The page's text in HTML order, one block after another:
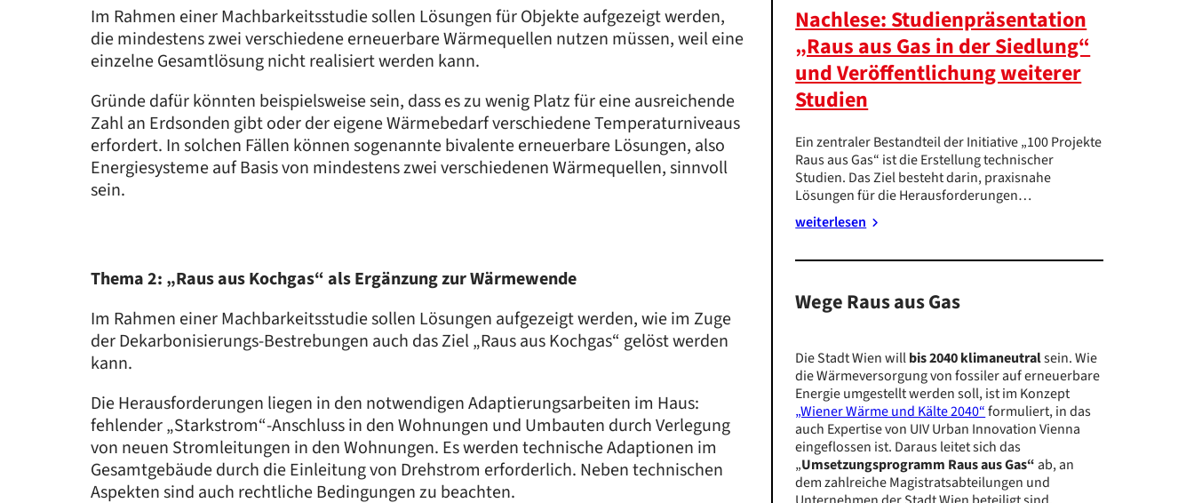
Im Rahmen einer Machbarkeitsstudie sollen Lösungen für Objekte aufgezeigt werden,
die mindestens zwei verschiedene erneuerbare Wärmequellen nutzen müssen, weil eine
einzelne Gesamtlösung nicht realisiert werden kann.
Gründe dafür könnten beispielsweise sein, dass es zu wenig Platz für eine ausreichende
Zahl an Erdsonden gibt oder der eigene Wärmebedarf verschiedene Temperaturniveaus
erfordert. In solchen Fällen können sogenannte bivalente erneuerbare Lösungen, also
Energiesysteme auf Basis von mindestens zwei verschiedenen Wärmequellen, sinnvoll
sein.
Thema 2: „Raus aus Kochgas“ als Ergänzung zur Wärmewende
Im Rahmen einer Machbarkeitsstudie sollen Lösungen aufgezeigt werden, wie im Zuge
der Dekarbonisierungs-Bestrebungen auch das Ziel „Raus aus Kochgas“ gelöst werden
kann.
Die Herausforderungen liegen in den notwendigen Adaptierungsarbeiten im Haus:
fehlender „Starkstrom“-Anschluss in den Wohnungen und Umbauten durch Verlegung
von neuen Stromleitungen in den Wohnungen. Es werden technische Adaptionen im
Gesamtgebäude durch die Einleitung von Drehstrom erforderlich. Neben technischen
Aspekten sind auch rechtliche Bedingungen zu beachten.
Nachlese: Studienpräsentation
„Raus aus Gas in der Siedlung“
und Veröffentlichung weiterer
Studien
Ein zentraler Bestandteil der Initiative „100 Projekte
Raus aus Gas“ ist die Erstellung technischer
Studien. Das Ziel besteht darin, praxisnahe
Lösungen für die Herausforderungen…
weiterlesen
Wege Raus aus Gas
Die Stadt Wien willbis 2040 klimaneutralsein. Wie
die Wärmeversorgung von fossiler auf erneuerbare
Energie umgestellt werden soll, ist im Konzept
„Wiener Wärme und Kälte 2040“formuliert, in das
auch Expertise von UIV Urban Innovation Vienna
eingeflossen ist. Daraus leitet sich das
„Umsetzungsprogramm Raus aus Gas“ ab, an
dem zahlreiche Magistratsabteilungen und